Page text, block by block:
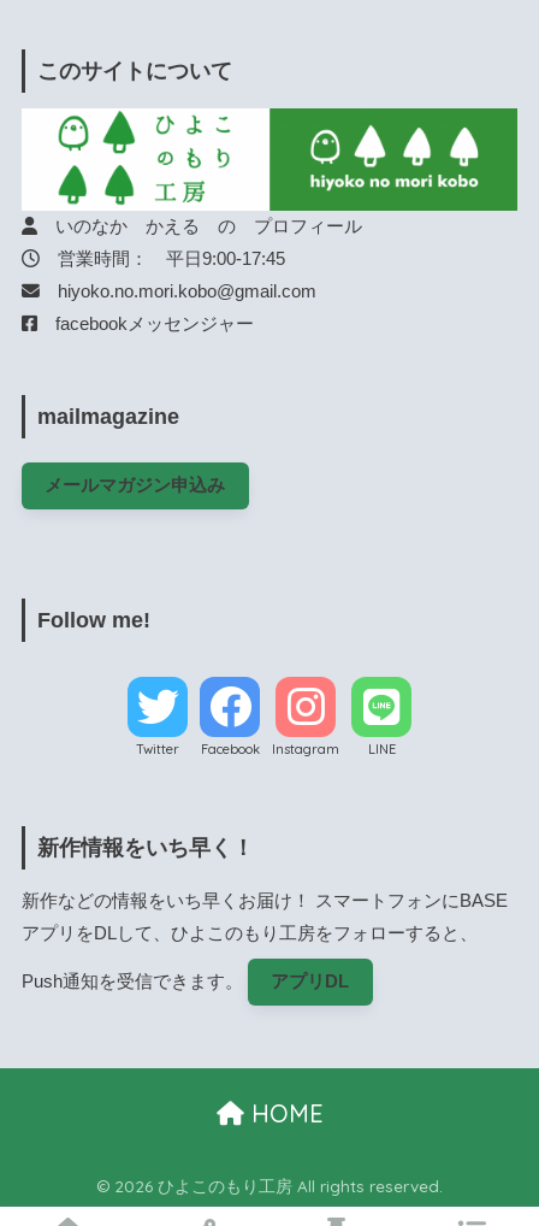
このサイトについて
いのなか かえる の プロフィール
営業時間： 平日9:00-17:45
hiyoko.no.mori.kobo@gmail.com
facebookメッセンジャー
mailmagazine
メールマガジン申込み
Follow me!
Twitter Facebook Instagram LINE
新作情報をいち早く！
新作などの情報をいち早くお届け！ スマートフォンにBASE
アプリをDLして、ひよこのもり工房をフォローすると、
Push通知を受信できます。 アプリDL
HOME
© 2026 ひよこのもり工房 All rights reserved.